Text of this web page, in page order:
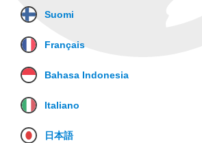
Suomi
Français
Bahasa Indonesia
Italiano
日本語